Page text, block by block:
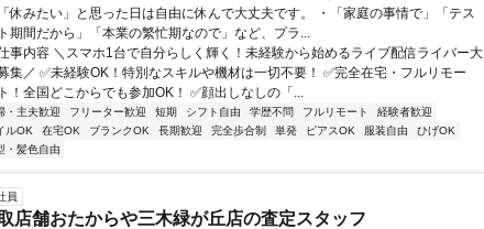
「休みたい」と思った日は自由に休んで大丈夫です。 ・「家庭の事情で」「テス
ト期間だから」「本業の繁忙期なので」など、プラ...
事内容 ＼スマホ1台で自分らしく輝く！未経験から始めるライブ配信ライバー大
集／ ✅未経験OK！特別なスキルや機材は一切不要！ ✅完全在宅・フルリモー
ト！全国どこからでも参加OK！ ✅顔出しなしの「...
・主夫歓迎 フリーター歓迎 短期 シフト自由 学歴不問 フルリモート
経験者歓迎
ルOK
在宅OK ブランクOK 長期歓迎 完全歩合制 単発 ピアスOK 服装自由
ひげOK
・髪色自由
員
店舗おたからや三木緑が丘店の査定スタッフ